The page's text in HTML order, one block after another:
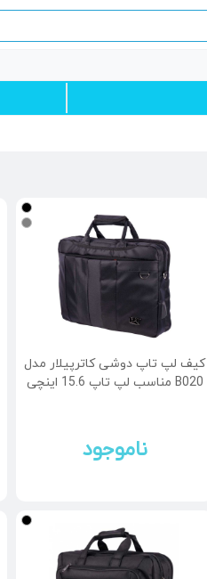
کیف لپ تاپ دوشی کاترپیلار مدل
B020 مناسب لپ تاپ 15.6 اینچی
ناموجود